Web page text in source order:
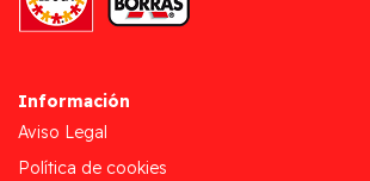
Información
Aviso Legal
Política de cookies